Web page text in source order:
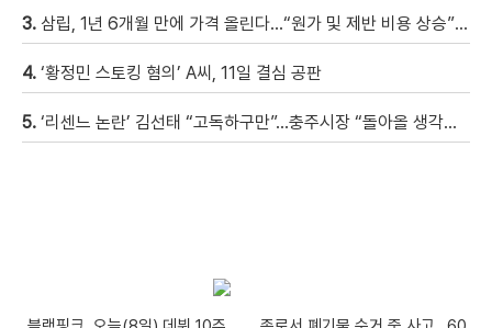
3. 삼립, 1년 6개월 만에 가격 올린다…“원가 및 제반 비용 상승” [자막뉴스]
4. ‘황정민 스토킹 혐의’ A씨, 11일 결심 공판
5. ‘리센느 논란’ 김선태 “고독하구만”…충주시장 “돌아올 생각은?”